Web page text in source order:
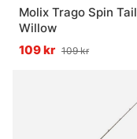
Molix Trago Spin Tail
Willow
109 kr 109 kr